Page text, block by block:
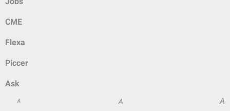
CME
Flexa
Piccer
Ask
A A A